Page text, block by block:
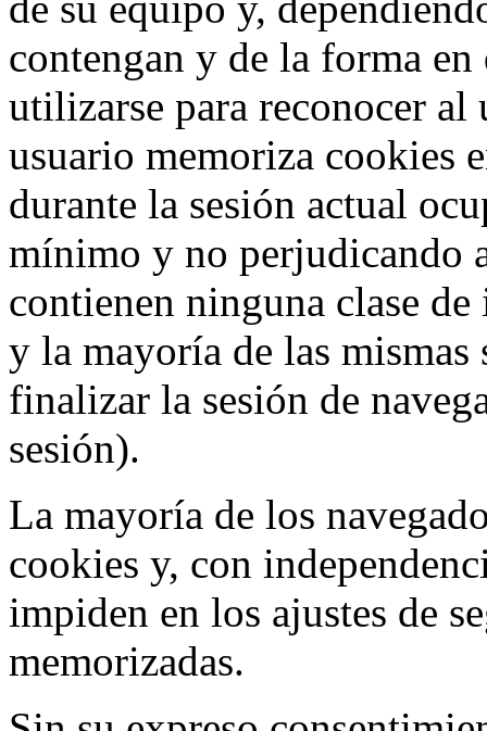
contengan y de la forma
utilizarse para reconocer
usuario memoriza cookies
durante la sesión actual
mínimo y no perjudicando
contienen ninguna clase
y la mayoría de las
finalizar la sesión de
sesión).
La mayoría de los
cookies y, con
impiden en los ajustes de
memorizadas.